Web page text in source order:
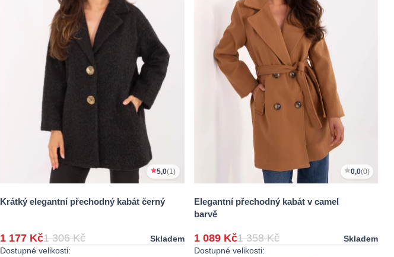
5,0(1)
Krátký elegantní přechodný kabát černý
1 177 Kč1 306 Kč
Skladem
Dostupné velikosti:
0,0(0)
Elegantní přechodný kabát v camel
barvě
1 089 Kč1 358 Kč
Skladem
Dostupné velikosti: